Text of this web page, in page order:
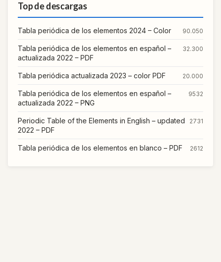
Top de descargas
Tabla periódica de los elementos 2024 – Color 90.050
Tabla periódica de los elementos en español –
actualizada 2022 – PDF
32.300
Tabla periódica actualizada 2023 – color PDF 20.000
Tabla periódica de los elementos en español –
actualizada 2022 – PNG
9532
Periodic Table of the Elements in English – updated
2022 – PDF
2731
Tabla periódica de los elementos en blanco – PDF 2612